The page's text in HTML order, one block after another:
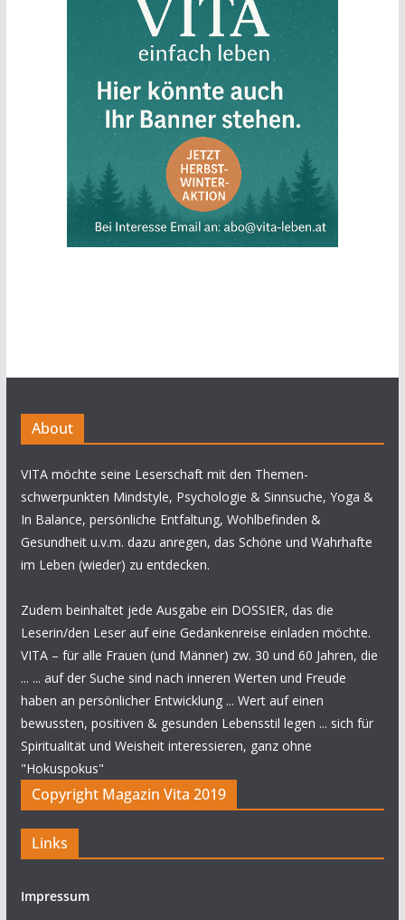
About
VITA möchte seine Leserschaft mit den Themen-
schwerpunkten Mindstyle, Psychologie & Sinnsuche, Yoga &
In Balance, persönliche Entfaltung, Wohlbefinden &
Gesundheit u.v.m. dazu anregen, das Schöne und Wahrhafte
im Leben (wieder) zu entdecken.
Zudem beinhaltet jede Ausgabe ein DOSSIER, das die
Leserin/den Leser auf eine Gedankenreise einladen möchte.
VITA – für alle Frauen (und Männer) zw. 30 und 60 Jahren, die
... ... auf der Suche sind nach inneren Werten und Freude
haben an persönlicher Entwicklung ... Wert auf einen
bewussten, positiven & gesunden Lebensstil legen ... sich für
Spiritualität und Weisheit interessieren, ganz ohne
"Hokuspokus"
Copyright Magazin Vita 2019
Links
Impressum